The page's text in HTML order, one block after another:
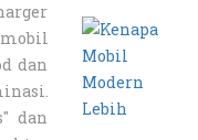
dan
dan